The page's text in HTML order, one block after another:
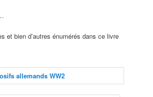
bien d’autres énumérés dans ce livre